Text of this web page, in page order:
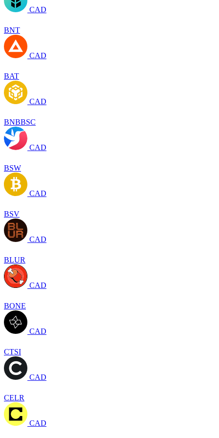
CAD
BNT
CAD
BAT
CAD
BNBBSC
CAD
BSW
CAD
BSV
CAD
BLUR
CAD
BONE
CAD
CTSI
CAD
CELR
CAD